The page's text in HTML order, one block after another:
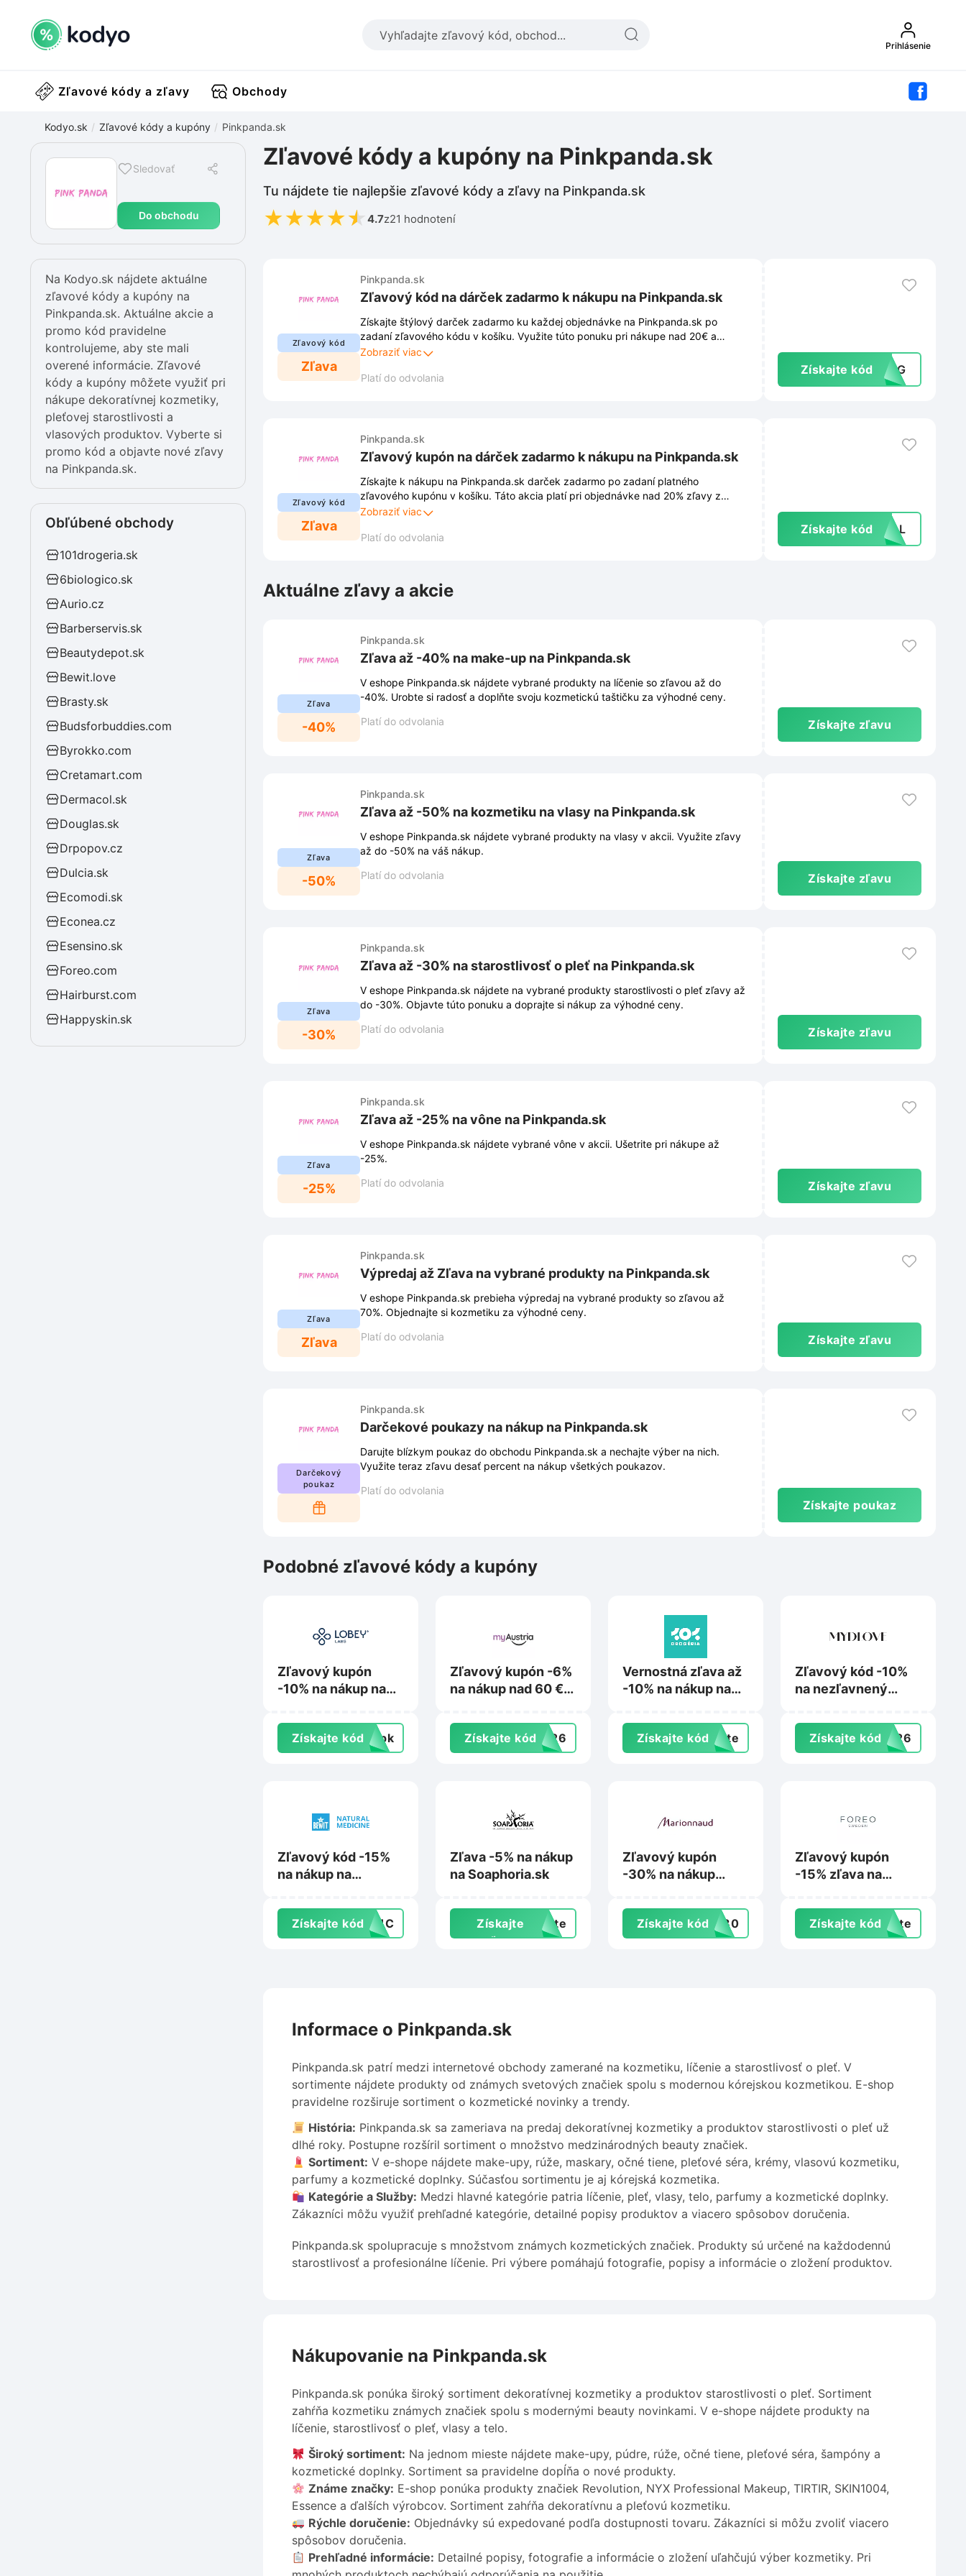
Prihlásenie
Zľavové kódy a zľavy Obchody
Kodyo.sk Zľavové kódy a kupóny Pinkpanda.sk
Sledovať
Do obchodu
Zľavové kódy a kupóny na Pinkpanda.sk
Tu nájdete tie najlepšie zľavové kódy a zľavy na Pinkpanda.sk
★★★★★ 4.7z21 hodnotení
Na Kodyo.sk nájdete aktuálne
zľavové kódy a kupóny na
Pinkpanda.sk. Aktuálne akcie a
promo kód pravidelne
kontrolujeme, aby ste mali
overené informácie. Zľavové
kódy a kupóny môžete využiť pri
nákupe dekoratívnej kozmetiky,
pleťovej starostlivosti a
vlasových produktov. Vyberte si
promo kód a objavte nové zľavy
na Pinkpanda.sk.
Obľúbené obchody
101drogeria.sk
6biologico.sk
Aurio.cz
Barberservis.sk
Beautydepot.sk
Bewit.love
Brasty.sk
Budsforbuddies.com
Byrokko.com
Cretamart.com
Dermacol.sk
Douglas.sk
Drpopov.cz
Dulcia.sk
Ecomodi.sk
Econea.cz
Esensino.sk
Foreo.com
Hairburst.com
Happyskin.sk
Zľavový kód
Zľava
Pinkpanda.sk
Zľavový kód na dárček zadarmo k nákupu na Pinkpanda.sk
Získajte štýlový darček zadarmo ku každej objednávke na Pinkpanda.sk po
zadaní zľavového kódu v košíku. Využite túto ponuku pri nákupe nad 20€ a
urobte si radosť produktom navyše.
Zobraziť viac
Platí do odvolania
Získajte kód -BAG
Zľavový kód
Zľava
Pinkpanda.sk
Zľavový kupón na dárček zadarmo k nákupu na Pinkpanda.sk
Získajte k nákupu na Pinkpanda.sk darček zadarmo po zadaní platného
zľavového kupónu v košíku. Táto akcia platí pri objednávke nad 20% zľavy z
bežnej ceny produktov.
Zobraziť viac
Platí do odvolania
Získajte kód IVAL
Aktuálne zľavy a akcie
Zľava
-40%
Pinkpanda.sk
Zľava až -40% na make-up na Pinkpanda.sk
V eshope Pinkpanda.sk nájdete vybrané produkty na líčenie so zľavou až do
-40%. Urobte si radosť a doplňte svoju kozmetickú taštičku za výhodné ceny.
Platí do odvolania
Získajte zľavu
Zľava
-50%
Pinkpanda.sk
Zľava až -50% na kozmetiku na vlasy na Pinkpanda.sk
V eshope Pinkpanda.sk nájdete vybrané produkty na vlasy v akcii. Využite zľavy
až do -50% na váš nákup.
Platí do odvolania
Získajte zľavu
Zľava
-30%
Pinkpanda.sk
Zľava až -30% na starostlivosť o pleť na Pinkpanda.sk
V eshope Pinkpanda.sk nájdete na vybrané produkty starostlivosti o pleť zľavy až
do -30%. Objavte túto ponuku a doprajte si nákup za výhodné ceny.
Platí do odvolania
Získajte zľavu
Zľava
-25%
Pinkpanda.sk
Zľava až -25% na vône na Pinkpanda.sk
V eshope Pinkpanda.sk nájdete vybrané vône v akcii. Ušetrite pri nákupe až
-25%.
Platí do odvolania
Získajte zľavu
Zľava
Zľava
Pinkpanda.sk
Výpredaj až Zľava na vybrané produkty na Pinkpanda.sk
V eshope Pinkpanda.sk prebieha výpredaj na vybrané produkty so zľavou až
70%. Objednajte si kozmetiku za výhodné ceny.
Platí do odvolania
Získajte zľavu
Darčekový
poukaz
Pinkpanda.sk
Darčekové poukazy na nákup na Pinkpanda.sk
Darujte blízkym poukaz do obchodu Pinkpanda.sk a nechajte výber na nich.
Využite teraz zľavu desať percent na nákup všetkých poukazov.
Platí do odvolania
Získajte poukaz
Podobné zľavové kódy a kupóny
Zľavový kupón
-10% na nákup na
Získajte kód topk
Zľavový kupón -6%
na nákup nad 60 €
Získajte kód3426
Vernostná zľava až
-10% na nákup na
Získajte kód exte
Zľavový kód -10%
na nezľavnený
Mydlove.com
Získajte kódVE26
Zľavový kód -15%
na nákup na
Získajte kódPC1C
Zľava -5% na nákup
na Soaphoria.sk
Získajte
zľavu
exte
Zľavový kupón
-30% na nákup
produktov na
Marionnaud.sk
Získajte kódVE30
Zľavový kupón
-15% zľava na
Získajte kód exte
Informace o Pinkpanda.sk
Pinkpanda.sk patrí medzi internetové obchody zamerané na kozmetiku, líčenie a starostlivosť o pleť. V
sortimente nájdete produkty od známych svetových značiek spolu s modernou kórejskou kozmetikou. E-shop
pravidelne rozširuje sortiment o kozmetické novinky a trendy.
História: Pinkpanda.sk sa zameriava na predaj dekoratívnej kozmetiky a produktov starostlivosti o pleť už
dlhé roky. Postupne rozšíril sortiment o množstvo medzinárodných beauty značiek.
Sortiment: V e-shope nájdete make-upy, rúže, maskary, očné tiene, pleťové séra, krémy, vlasovú kozmetiku,
parfumy a kozmetické doplnky. Súčasťou sortimentu je aj kórejská kozmetika.
Kategórie a Služby: Medzi hlavné kategórie patria líčenie, pleť, vlasy, telo, parfumy a kozmetické doplnky.
Zákazníci môžu využiť prehľadné kategórie, detailné popisy produktov a viacero spôsobov doručenia.
Pinkpanda.sk spolupracuje s množstvom známych kozmetických značiek. Produkty sú určené na každodennú
starostlivosť a profesionálne líčenie. Pri výbere pomáhajú fotografie, popisy a informácie o zložení produktov.
Nákupovanie na Pinkpanda.sk
Pinkpanda.sk ponúka široký sortiment dekoratívnej kozmetiky a produktov starostlivosti o pleť. Sortiment
zahŕňa kozmetiku známych značiek spolu s modernými beauty novinkami. V e-shope nájdete produkty na
líčenie, starostlivosť o pleť, vlasy a telo.
Široký sortiment: Na jednom mieste nájdete make-upy, púdre, rúže, očné tiene, pleťové séra, šampóny a
kozmetické doplnky. Sortiment sa pravidelne dopĺňa o nové produkty.
Známe značky: E-shop ponúka produkty značiek Revolution, NYX Professional Makeup, TIRTIR, SKIN1004,
Essence a ďalších výrobcov. Sortiment zahŕňa dekoratívnu a pleťovú kozmetiku.
Rýchle doručenie: Objednávky sú expedované podľa dostupnosti tovaru. Zákazníci si môžu zvoliť viacero
spôsobov doručenia.
Prehľadné informácie: Detailné popisy, fotografie a informácie o zložení uľahčujú výber kozmetiky. Pri